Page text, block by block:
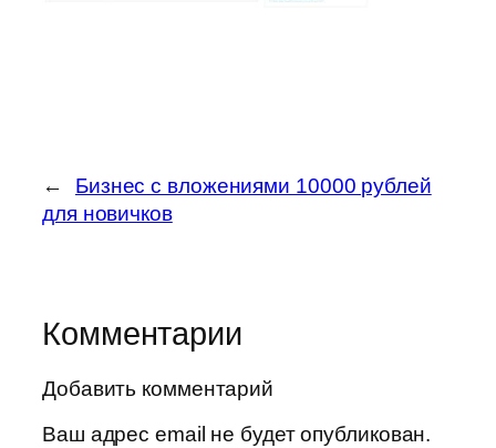
←
Бизнес с вложениями 10000 рублей
для новичков
Комментарии
Добавить комментарий
Ваш адрес email не будет опубликован.